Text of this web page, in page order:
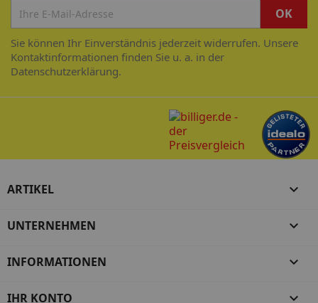
Sie können Ihr Einverständnis jederzeit widerrufen. Unsere
Kontaktinformationen finden Sie u. a. in der
Datenschutzerklärung.
ARTIKEL 
UNTERNEHMEN 
INFORMATIONEN 
IHR KONTO 